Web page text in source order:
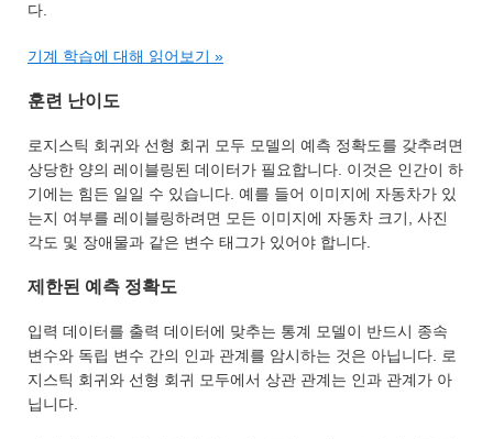
다.
기계 학습에 대해 읽어보기 »
훈련 난이도
로지스틱 회귀와 선형 회귀 모두 모델의 예측 정확도를 갖추려면
상당한 양의 레이블링된 데이터가 필요합니다. 이것은 인간이 하
기에는 힘든 일일 수 있습니다. 예를 들어 이미지에 자동차가 있
는지 여부를 레이블링하려면 모든 이미지에 자동차 크기, 사진
각도 및 장애물과 같은 변수 태그가 있어야 합니다.
제한된 예측 정확도
입력 데이터를 출력 데이터에 맞추는 통계 모델이 반드시 종속
변수와 독립 변수 간의 인과 관계를 암시하는 것은 아닙니다. 로
지스틱 회귀와 선형 회귀 모두에서 상관 관계는 인과 관계가 아
닙니다.